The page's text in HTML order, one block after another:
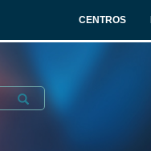
CENTROS
Submit